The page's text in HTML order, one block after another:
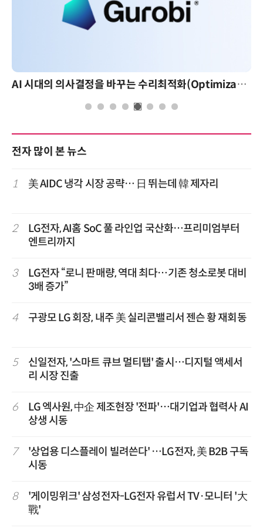
AI 시대의 의사결정을 바꾸는 수리최적화(Optimization): 실제 산업 적용 사례와 활용 전략
전자 많이 본 뉴스
1 美 AIDC 냉각 시장 공략… 日 뛰는데 韓 제자리
2
LG전자, AI홈 SoC 풀 라인업 국산화…프리미엄부터
엔트리까지
3
LG전자 “로니 판매량, 역대 최다…기존 청소로봇 대비
3배 증가”
4 구광모 LG 회장, 내주 美 실리콘밸리서 젠슨 황 재회동
5
신일전자, '스마트 큐브 멀티탭' 출시…디지털 액세서
리 시장 진출
6
LG 엑사원, 中企 제조현장 '전파'…대기업과 협력사 AI
상생 시동
7
'상업용 디스플레이 빌려쓴다' …LG전자, 美 B2B 구독
시동
8
'게이밍위크' 삼성전자-LG전자 유럽서 TV·모니터 '大
戰'